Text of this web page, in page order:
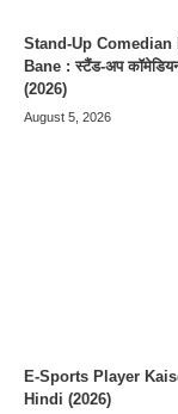
Stand-Up Comedian
Bane : स्टैंड-अप
(2026)
August 5, 2026
E-Sports Player
Hindi (2026)